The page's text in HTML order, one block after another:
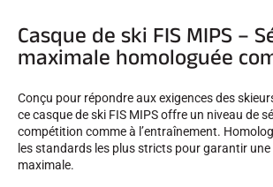
Casque de ski FIS MIPS –
maximale homologuée
Conçu pour répondre aux exigences des
ce casque de ski FIS MIPS offre un niveau de
compétition comme à l’entraînement.
les standards les plus stricts pour garantir
maximale.